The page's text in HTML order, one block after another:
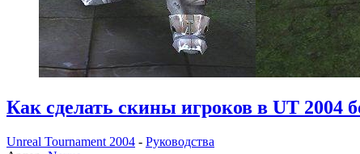
Как сделать скины игроков в UT 2004
Unreal Tournament 2004 - Руководства